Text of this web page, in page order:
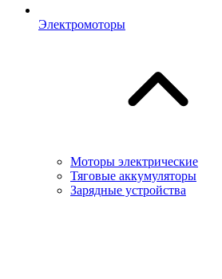
Электромоторы
Моторы электрические
Тяговые аккумуляторы
Зарядные устройства